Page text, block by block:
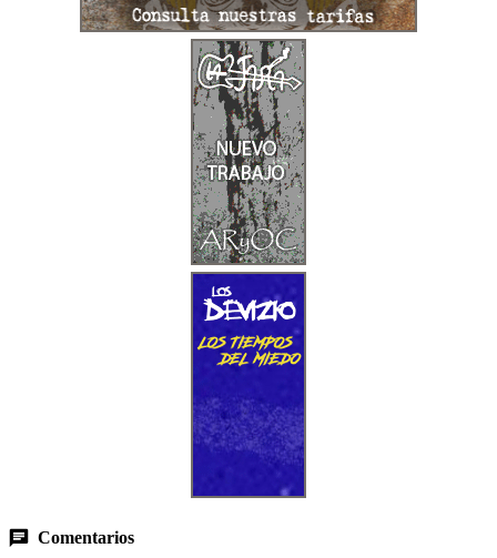
Comentarios